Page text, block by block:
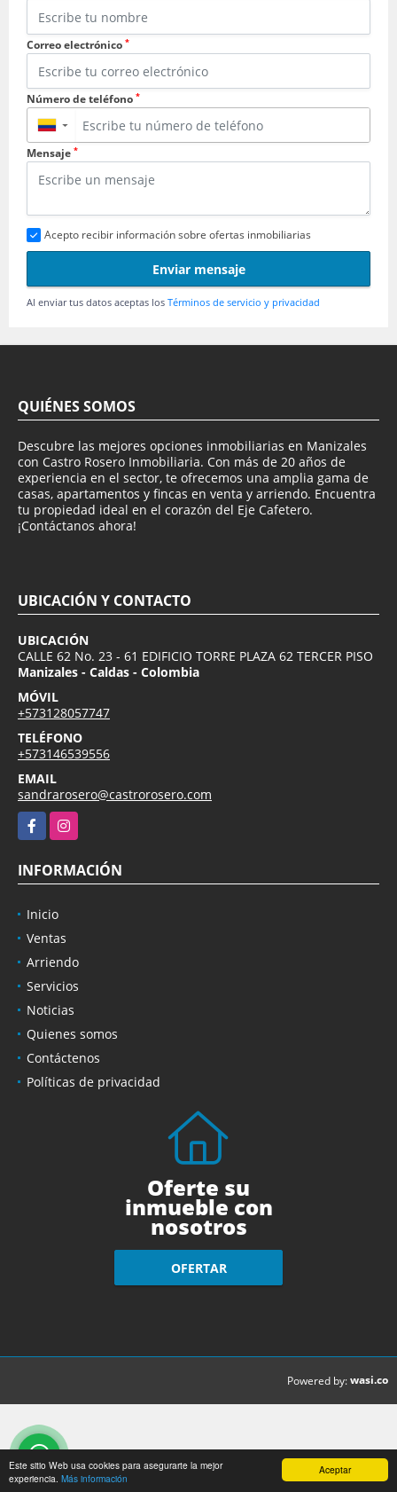
Aceptar
Este sitio Web usa cookies para asegurarte la mejor
experiencia. Más información
Correo electrónico *
Número de teléfono *
▼
Mensaje *
Acepto recibir información sobre ofertas inmobiliarias
Enviar mensaje
Al enviar tus datos aceptas los Términos de servicio y privacidad
QUIÉNES SOMOS
Descubre las mejores opciones inmobiliarias en Manizales
con Castro Rosero Inmobiliaria. Con más de 20 años de
experiencia en el sector, te ofrecemos una amplia gama de
casas, apartamentos y fincas en venta y arriendo. Encuentra
tu propiedad ideal en el corazón del Eje Cafetero.
¡Contáctanos ahora!
UBICACIÓN Y CONTACTO
UBICACIÓN
CALLE 62 No. 23 - 61 EDIFICIO TORRE PLAZA 62 TERCER PISO
Manizales - Caldas - Colombia
MÓVIL
+573128057747
TELÉFONO
+573146539556
EMAIL
sandrarosero@castrorosero.com
FacebookInstagram
INFORMACIÓN
Inicio
Ventas
Arriendo
Servicios
Noticias
Quienes somos
Contáctenos
Políticas de privacidad
Oferte su
inmueble con
nosotros
OFERTAR
Powered by:wasi.co